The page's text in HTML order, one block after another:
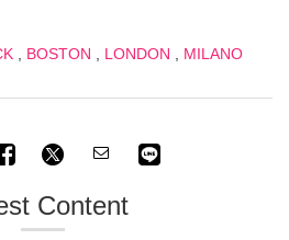
, BOSTON , LONDON , MILANO
Content